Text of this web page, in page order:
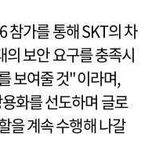
참가를 통해 SKT의 차
보안 요구를 충족시
보여줄 것"이라며,
화를 선도하며 글로
을 계속 수행해 나갈